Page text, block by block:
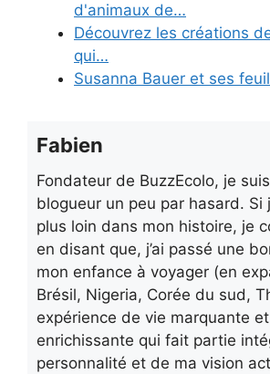
d'animaux de…
Découvrez les créations
qui…
Susanna Bauer et ses
Fabien
Fondateur de BuzzEcolo, je
blogueur un peu par hasard. Si
plus loin dans mon histoire, je
en disant que, j’ai passé une
mon enfance à voyager (en
Brésil, Nigeria, Corée du sud,
expérience de vie marquante
enrichissante qui fait partie
personnalité et de ma vision